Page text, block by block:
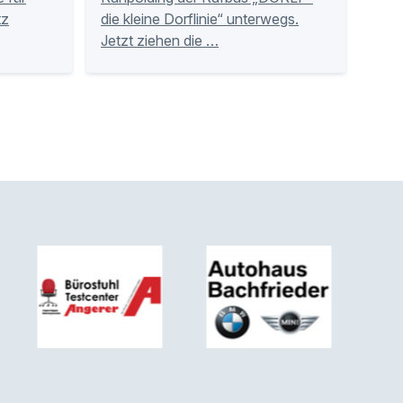
die kleine Dorflinie“ unterwegs.
Jetzt ziehen die …